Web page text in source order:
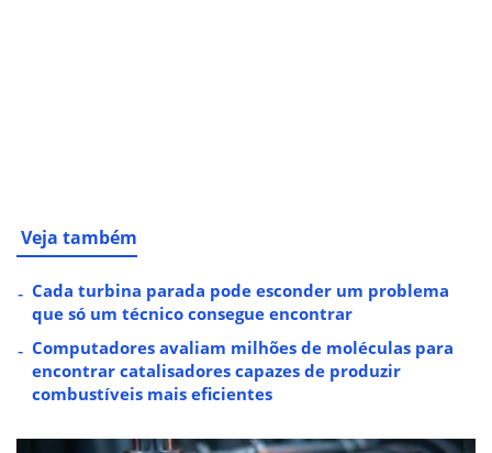
Veja também
Cada turbina parada pode esconder um problema
que só um técnico consegue encontrar
Computadores avaliam milhões de moléculas para
encontrar catalisadores capazes de produzir
combustíveis mais eficientes